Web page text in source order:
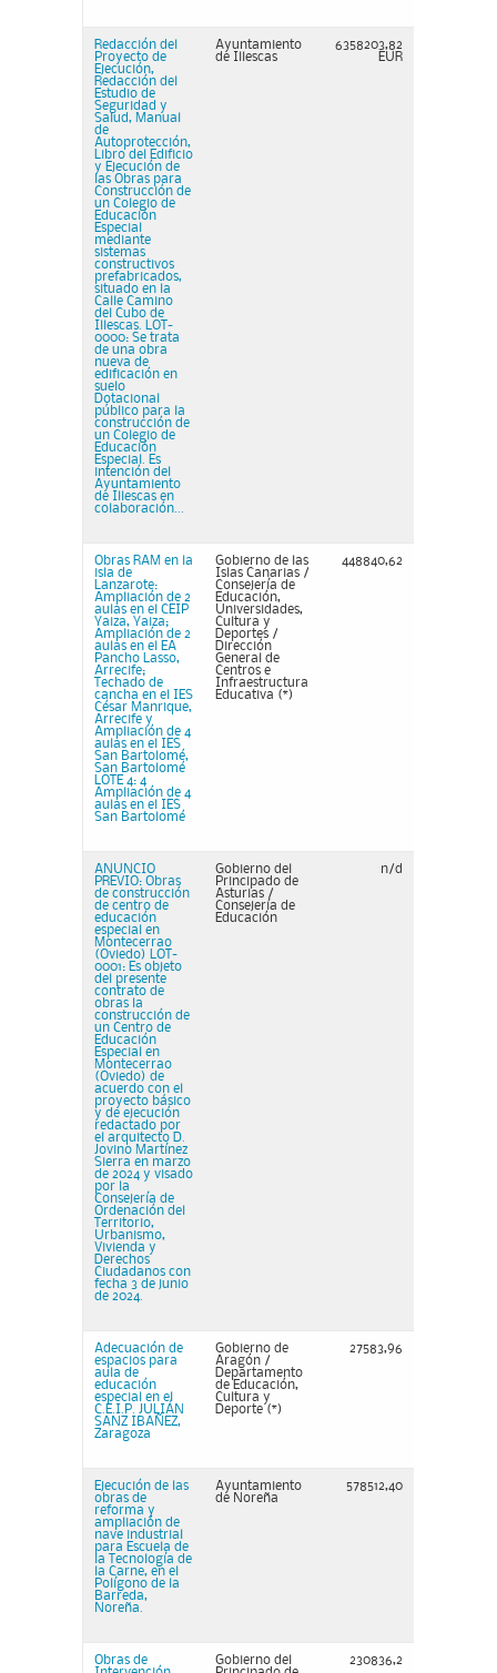
Redacción del
Proyecto de
Ejecución,
Redacción del
Estudio de
Seguridad y
Salud, Manual
de
Autoprotección,
Libro del Edificio
y Ejecución de
las Obras para
Construcción de
un Colegio de
Educación
Especial
mediante
sistemas
constructivos
prefabricados,
situado en la
Calle Camino
del Cubo de
Illescas. LOT-
0000: Se trata
de una obra
nueva de
edificación en
suelo
Dotacional
público para la
construcción de
un Colegio de
Educación
Especial. Es
intención del
Ayuntamiento
de Illescas en
colaboración...
Ayuntamiento
de Illescas
6358203,82
EUR
Obras RAM en la
isla de
Lanzarote:
Ampliación de 2
aulas en el CEIP
Yaiza, Yaiza;
Ampliación de 2
aulas en el EA
Pancho Lasso,
Arrecife;
Techado de
cancha en el IES
César Manrique,
Arrecife y
Ampliación de 4
aulas en el IES
San Bartolomé,
San Bartolomé
LOTE 4: 4
Ampliación de 4
aulas en el IES
San Bartolomé
Gobierno de las
Islas Canarias /
Consejería de
Educación,
Universidades,
Cultura y
Deportes /
Dirección
General de
Centros e
Infraestructura
Educativa (*)
448840,62
ANUNCIO
PREVIO: Obras
de construcción
de centro de
educación
especial en
Montecerrao
(Oviedo) LOT-
0001: Es objeto
del presente
contrato de
obras la
construcción de
un Centro de
Educación
Especial en
Montecerrao
(Oviedo) de
acuerdo con el
proyecto básico
y de ejecución
redactado por
el arquitecto D.
Jovino Martínez
Sierra en marzo
de 2024 y visado
por la
Consejería de
Ordenación del
Territorio,
Urbanismo,
Vivienda y
Derechos
Ciudadanos con
fecha 3 de junio
de 2024.
Gobierno del
Principado de
Asturias /
Consejería de
Educación
n/d
Adecuación de
espacios para
aula de
educación
especial en el
C.E.I.P. JULIÁN
SANZ IBAÑEZ,
Zaragoza
Gobierno de
Aragón /
Departamento
de Educación,
Cultura y
Deporte (*)
27583,96
Ejecución de las
obras de
reforma y
ampliación de
nave industrial
para Escuela de
la Tecnología de
la Carne, en el
Polígono de la
Barreda,
Noreña.
Ayuntamiento
de Noreña
578512,40
Obras de
Gobierno del
230836,2